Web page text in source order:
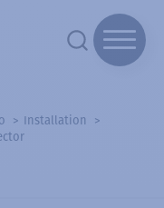
Installation